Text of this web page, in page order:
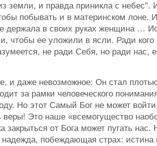
земли, и правда приникла с небес”.
побывать и в материнском лоне.
держала в своих руках женщина …
чтобы ее уложили в ясли. Ради кого
не ради Себя, но ради нас,
и даже невозможное: Он стал
за рамки человеческого
Но этот Самый Бог не может
веры! Это наше «всемогущество
закрыться от Бога может пугать нас.
побеждающая страх: истина